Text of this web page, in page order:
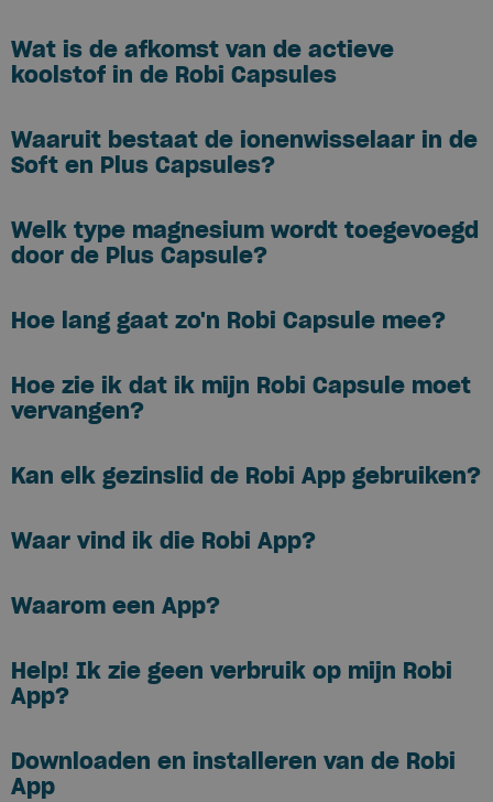
Wat is de afkomst van de actieve
koolstof in de Robi Capsules
Waaruit bestaat de ionenwisselaar in de
Soft en Plus Capsules?
Welk type magnesium wordt toegevoegd
door de Plus Capsule?
Hoe lang gaat zo'n Robi Capsule mee?
Hoe zie ik dat ik mijn Robi Capsule moet
vervangen?
Kan elk gezinslid de Robi App gebruiken?
Waar vind ik die Robi App?
Waarom een App?
Help! Ik zie geen verbruik op mijn Robi
App?
Downloaden en installeren van de Robi
App